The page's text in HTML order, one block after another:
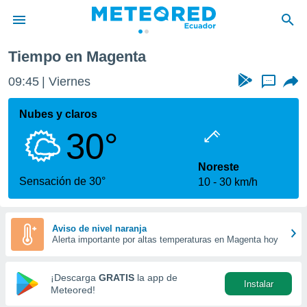
de
ha
calidad.
a este
las
y
forma
digital
basada
Tiempo en Magenta
09:45 Viernes ...
Nubes y claros
30°
Sensación de 30°
Noreste
10
30 km/h
Aviso de nivel naranja
Alerta importante por altas temperaturas en Magenta hoy
¡Descarga GRATIS la app de
Meteored!
Instalar